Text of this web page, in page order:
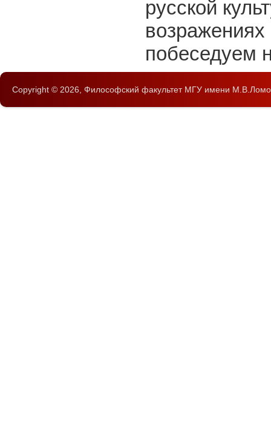
русской
побеседуем
Copyright © 2026, Философский факультет МГУ имени